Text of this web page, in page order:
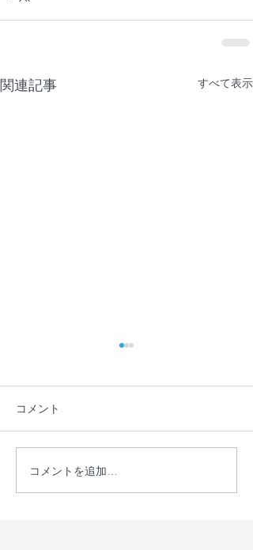
関連記事 すべて表示
【プレスリリース】学校
に行かない・行けない子
コメント
コメントを追加…